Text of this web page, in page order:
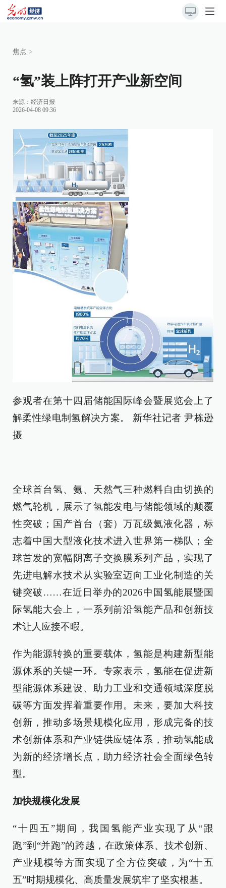
焦点 >
“氢”装上阵打开产业新空间
来源： 经济日报
2026-04-08 09:36
参观者在第十四届储能国际峰会暨展览会上了
解柔性绿电制氢解决方案。 新华社记者 尹栋逊
摄
全球首台氢、氨、天然气三种燃料自由切换的
燃气轮机，展示了氢能发电与储能领域的颠覆
性突破；国产首台（套）万瓦级氦液化器，标
志着中国大型液化技术进入世界第一梯队；全
球首发的宽幅阴离子交换膜系列产品，实现了
先进电解水技术从实验室迈向工业化制造的关
键突破……在近日举办的2026中国氢能展暨国
际氢能大会上，一系列前沿氢能产品和创新技
术让人应接不暇。
作为能源转换的重要载体，氢能是构建新型能
源体系的关键一环。专家表示，氢能在促进新
型能源体系建设、助力工业和交通领域深度脱
碳等方面发挥着重要作用。未来，要加大科技
创新，推动多场景规模化应用，形成完备的技
术创新体系和产业链供应链体系，推动氢能成
为新的经济增长点，助力经济社会全面绿色转
型。
加快规模化发展
“十四五”期间，我国氢能产业实现了从“跟
跑”到“并跑”的跨越，在政策体系、技术创新、
产业规模等方面实现了全方位突破，为“十五
五”时期规模化、高质量发展筑牢了坚实根基。